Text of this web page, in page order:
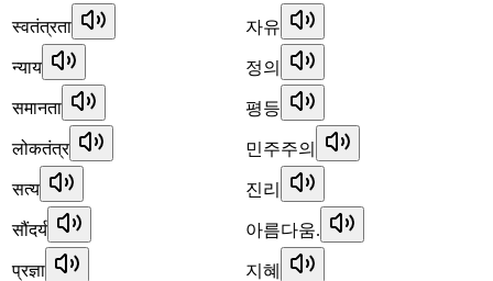
स्वतंत्रता
자유
न्याय 정의
समानता 평등
लोकतंत्र 민주주의
सत्य 진리
सौंदर्य 아름다움.
प्रज्ञा 지혜